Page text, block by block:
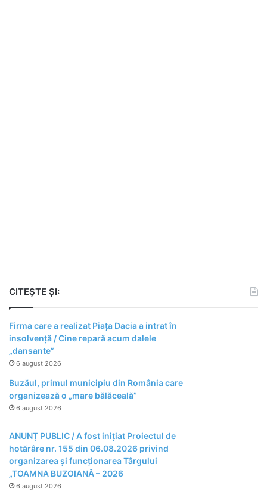
CITEȘTE ȘI:
Firma care a realizat Piața Dacia a intrat în
insolvență / Cine repară acum dalele
„dansante”
6 august 2026
Buzăul, primul municipiu din România care
organizează o „mare bălăceală”
6 august 2026
ANUNȚ PUBLIC / A fost inițiat Proiectul de
hotărâre nr. 155 din 06.08.2026 privind
organizarea şi funcţionarea Târgului
„TOAMNA BUZOIANĂ – 2026
6 august 2026